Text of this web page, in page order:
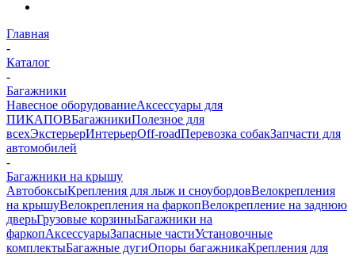
Главная
-
Каталог
-
Багажники
Навесное оборудованиеАксессуары для
ПИКАПОВБагажникиПолезное для
всехЭкстерьерИнтерьерOff-roadПеревозка собакЗапчасти для
автомобилей
-
Багажники на крышу
АвтобоксыКрепления для лыж и сноубордовВелокрепления
на крышуВелокрепления на фаркопВелокрепление на заднюю
дверьГрузовые корзиныБагажники на
фаркопАксессуарыЗапасные частиУстановочные
комплектыБагажные дугиОпоры багажникаКрепления для